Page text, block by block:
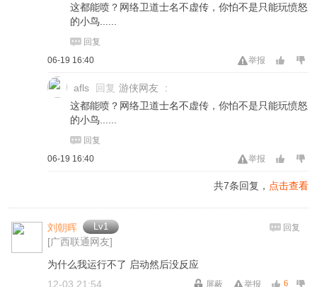
这都能喷？网络卫道士名不虚传，你怕不是只能玩愤怒
的小鸟......
回复
举报
06-19 16:40
afls 回复 游侠网友
:
这都能喷？网络卫道士名不虚传，你怕不是只能玩愤怒
的小鸟......
回复
举报
06-19 16:40
共7条回复， 点击查看
刘朝晖 Lv1
[广西联通网友]
回复
为什么我运行不了 启动然后没反应
6
举报
屏蔽
12-03 21:54